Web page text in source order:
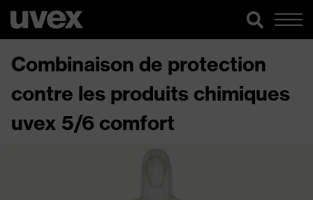
Combinaison de protection
contre les produits chimiques
uvex 5/6 comfort